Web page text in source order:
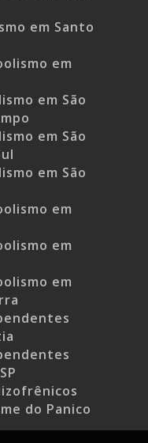
em Santo
em
em São
em São
em São
em
em
em
do Panico